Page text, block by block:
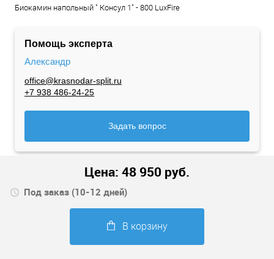
Биокамин напольный " Консул 1" - 800 LuxFire
Помощь эксперта
Александр
office@krasnodar-split.ru
+7 938 486-24-25
Задать вопрос
Цена: 48 950 руб.
Под заказ (10-12 дней)
В корзину